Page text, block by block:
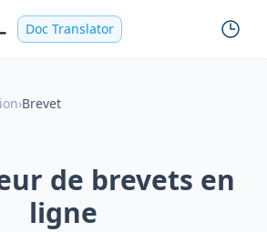
Doc Translator
›Brevet
de brevets en
ligne